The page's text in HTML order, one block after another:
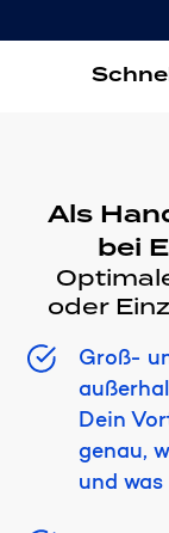
Als
bei
oder
Groß-
Dein
genau,
und